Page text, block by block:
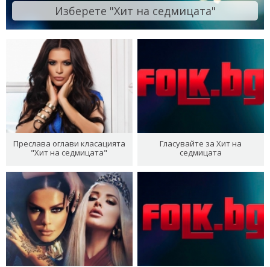
Изберете "Хит на седмицата"
Преслава оглави класацията
"Хит на седмицата"
Гласувайте за Хит на
седмицата